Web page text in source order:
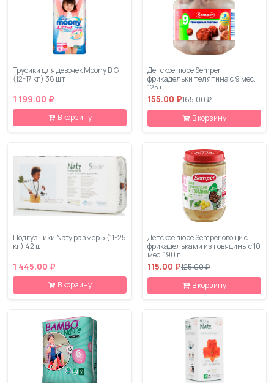
Трусики для девочек Moony BIG
(12-17 кг) 38 шт
1 199.00 ₽
В корзину
Детское пюре Semper
фрикадельки телятина с 9 мес.
125 г
155.00 ₽165.00 ₽
В корзину
Подгузники Naty размер 5 (11-25
кг) 42 шт
1 445.00 ₽
В корзину
Детское пюре Semper овощи с
фрикадельками из говядины с 10
мес. 190 г
115.00 ₽125.00 ₽
В корзину